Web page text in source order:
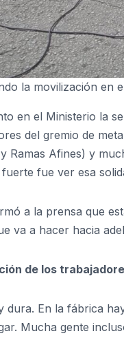
la movilización en
en el Ministerio la
del gremio de
Ramas Afines) y
fue ver esa
a la prensa que
va a hacer hacia
de los
dura. En la fábrica
Mucha gente